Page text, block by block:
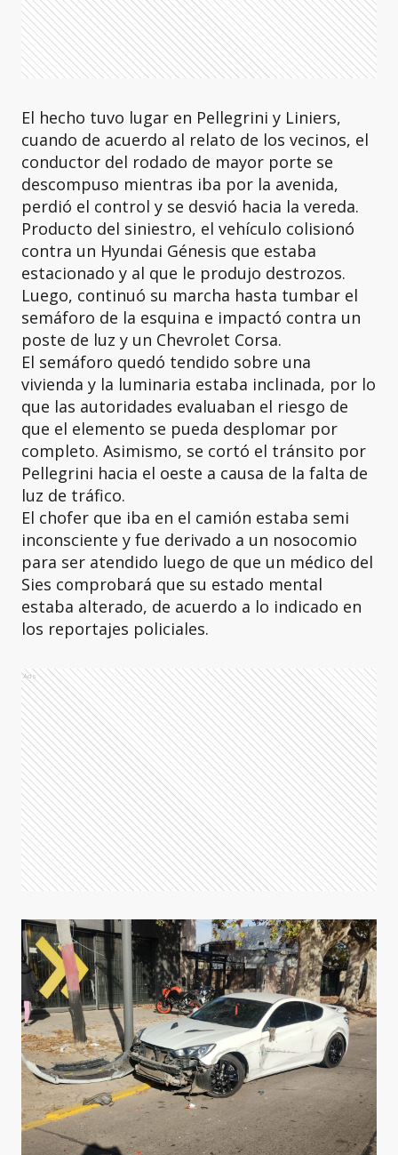
El hecho tuvo lugar en Pellegrini y Liniers,
cuando de acuerdo al relato de los vecinos, el
conductor del rodado de mayor porte se
descompuso mientras iba por la avenida,
perdió el control y se desvió hacia la vereda.
Producto del siniestro, el vehículo colisionó
contra un Hyundai Génesis que estaba
estacionado y al que le produjo destrozos.
Luego, continuó su marcha hasta tumbar el
semáforo de la esquina e impactó contra un
poste de luz y un Chevrolet Corsa.
El semáforo quedó tendido sobre una
vivienda y la luminaria estaba inclinada, por lo
que las autoridades evaluaban el riesgo de
que el elemento se pueda desplomar por
completo. Asimismo, se cortó el tránsito por
Pellegrini hacia el oeste a causa de la falta de
luz de tráfico.
El chofer que iba en el camión estaba semi
inconsciente y fue derivado a un nosocomio
para ser atendido luego de que un médico del
Sies comprobará que su estado mental
estaba alterado, de acuerdo a lo indicado en
los reportajes policiales.
Ads